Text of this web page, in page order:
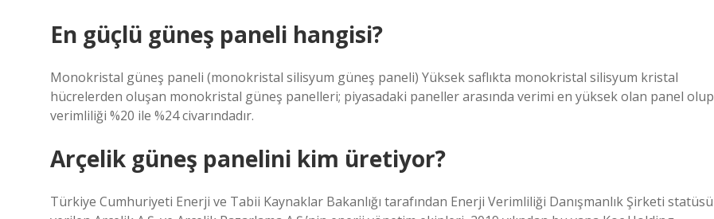
En güçlü güneş paneli hangisi?
Monokristal güneş paneli (monokristal silisyum güneş paneli) Yüksek saflıkta monokristal silisyum kristal
hücrelerden oluşan monokristal güneş panelleri; piyasadaki paneller arasında verimi en yüksek olan panel olup
verimliliği %20 ile %24 civarındadır.
Arçelik güneş panelini kim üretiyor?
Türkiye Cumhuriyeti Enerji ve Tabii Kaynaklar Bakanlığı tarafından Enerji Verimliliği Danışmanlık Şirketi statüsü